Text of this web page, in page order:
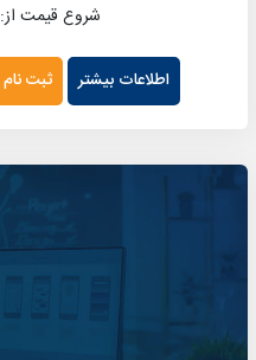
شروع قیمت از: 81,000,000 ریال
اطلاعات بیشتر ثبت نام